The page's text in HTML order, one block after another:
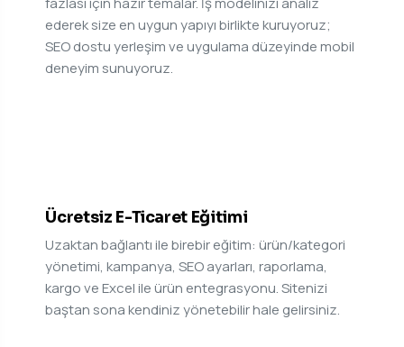
ederek size en uygun yapıyı birlikte kuruyoruz;
SEO dostu yerleşim ve uygulama düzeyinde mobil
deneyim sunuyoruz.
Ücretsiz E-Ticaret Eğitimi
Uzaktan bağlantı ile birebir eğitim: ürün/kategori
yönetimi, kampanya, SEO ayarları, raporlama,
kargo ve Excel ile ürün entegrasyonu. Sitenizi
baştan sona kendiniz yönetebilir hale gelirsiniz.